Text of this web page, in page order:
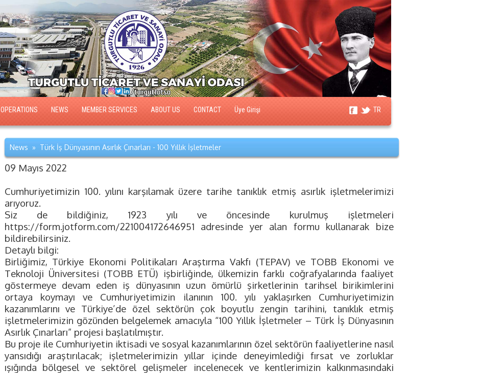
OPERATIONS NEWS MEMBER SERVICES ABOUT US CONTACT Üye Girişi TR
News » Türk İş Dünyasının Asırlık Çınarları - 100 Yıllık İşletmeler
09 Mayıs 2022
Cumhuriyetimizin 100. yılını karşılamak üzere tarihe tanıklık etmiş asırlık işletmelerimizi
arıyoruz.
Siz de bildiğiniz, 1923 yılı ve öncesinde kurulmuş işletmeleri
https://form.jotform.com/221004172646951 adresinde yer alan formu kullanarak bize
bildirebilirsiniz.
Detaylı bilgi:
Birliğimiz, Türkiye Ekonomi Politikaları Araştırma Vakfı (TEPAV) ve TOBB Ekonomi ve
Teknoloji Üniversitesi (TOBB ETÜ) işbirliğinde, ülkemizin farklı coğrafyalarında faaliyet
göstermeye devam eden iş dünyasının uzun ömürlü şirketlerinin tarihsel birikimlerini
ortaya koymayı ve Cumhuriyetimizin ilanının 100. yılı yaklaşırken Cumhuriyetimizin
kazanımlarını ve Türkiye’de özel sektörün çok boyutlu zengin tarihini, tanıklık etmiş
işletmelerimizin gözünden belgelemek amacıyla “100 Yıllık İşletmeler – Türk İş Dünyasının
Asırlık Çınarları” projesi başlatılmıştır.
Bu proje ile Cumhuriyetin iktisadi ve sosyal kazanımlarının özel sektörün faaliyetlerine nasıl
yansıdığı araştırılacak; işletmelerimizin yıllar içinde deneyimlediği fırsat ve zorluklar
ışığında bölgesel ve sektörel gelişmeler incelenecek ve kentlerimizin kalkınmasındaki